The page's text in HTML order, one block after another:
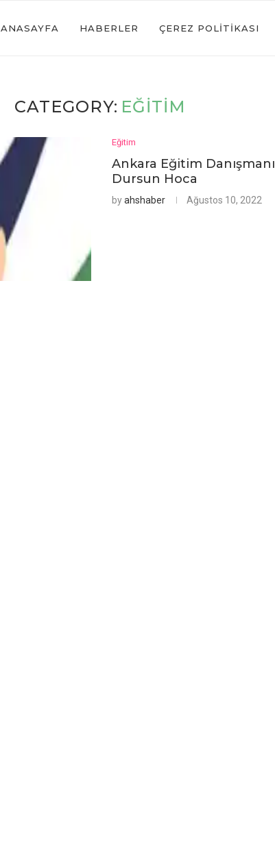
ANASAYFA HABERLER ÇEREZ POLITIKASI
CATEGORY: EĞITIM
Eğitim
Ankara Eğitim Danışmanı
Dursun Hoca
byahshaber Ağustos 10, 2022